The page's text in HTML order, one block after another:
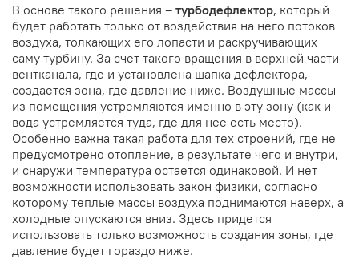
В основе такого решения – турбодефлектор, который
будет работать только от воздействия на него потоков
воздуха, толкающих его лопасти и раскручивающих
саму турбину. За счет такого вращения в верхней части
вентканала, где и установлена шапка дефлектора,
создается зона, где давление ниже. Воздушные массы
из помещения устремляются именно в эту зону (как и
вода устремляется туда, где для нее есть место).
Особенно важна такая работа для тех строений, где не
предусмотрено отопление, в результате чего и внутри,
и снаружи температура остается одинаковой. И нет
возможности использовать закон физики, согласно
которому теплые массы воздуха поднимаются наверх, а
холодные опускаются вниз. Здесь придется
использовать только возможность создания зоны, где
давление будет гораздо ниже.